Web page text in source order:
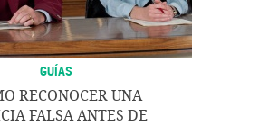
GUÍAS
RECONOCER UNA
FALSA ANTES DE